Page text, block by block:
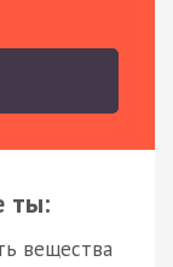
ты:
вещества